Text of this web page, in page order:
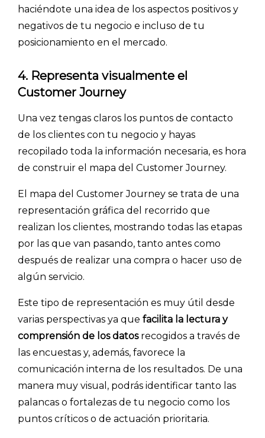
- Artículos destacados
- Consejos para tu encuesta
- Encuestas de NPS
- Encuestas de recursos humanos
- Encuestas de satisfacción de cliente
- Inteligencia artificial
haciéndote una idea de los aspectos positivos y
negativos de tu negocio e incluso de tu
posicionamiento en el mercado.
4. Representa visualmente el
Customer Journey
Una vez tengas claros los puntos de contacto
de los clientes con tu negocio y hayas
recopilado toda la información necesaria, es hora
de construir el mapa del Customer Journey.
El mapa del Customer Journey se trata de una
representación gráfica del recorrido que
realizan los clientes, mostrando todas las etapas
por las que van pasando, tanto antes como
después de realizar una compra o hacer uso de
algún servicio.
Este tipo de representación es muy útil desde
varias perspectivas ya que facilita la lectura y
comprensión de los datosrecogidos a través de
las encuestas y, además, favorece la
comunicación interna de los resultados. De una
manera muy visual, podrás identificar tanto las
palancas o fortalezas de tu negocio como los
puntos críticos o de actuación prioritaria.